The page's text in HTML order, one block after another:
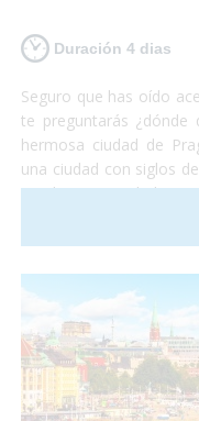
Duración 4 dias
Seguro que has oído
te preguntarás ¿dónde
hermosa ciudad de
una ciudad con siglos
condiciones. Debido a
considerada
De Praga solamente
visitar el castillo y
con una rica cerveza
que escápate a
¡Sólo disfruta!